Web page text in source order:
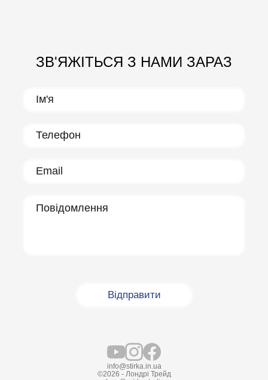
ЗВ'ЯЖІТЬСЯ З НАМИ ЗАРАЗ
info@stirka.in.ua
©2026 - Лондрі Трейд